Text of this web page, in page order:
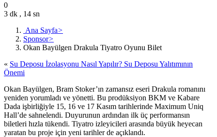
0
3 dk , 14 sn
Ana Sayfa>
Sponsor>
Okan Bayülgen Drakula Tiyatro Oyunu Bilet
« Su Deposu İzolasyonu Nasıl Yapılır? Su Deposu Yalıtımının
Önemi
Okan Bayülgen, Bram Stoker’ın zamansız eseri Drakula romanını
yeniden yorumladı ve yönetti. Bu prodüksiyon BKM ve Kabare
Dada işbirliğiyle 15, 16 ve 17 Kasım tarihlerinde Maximum Uniq
Hall’de sahnelendi. Duyurunun ardından ilk üç performansın
biletleri hızla tükendi. Tiyatro izleyicileri arasında büyük heyecan
yaratan bu proje için yeni tarihler de açıklandı.